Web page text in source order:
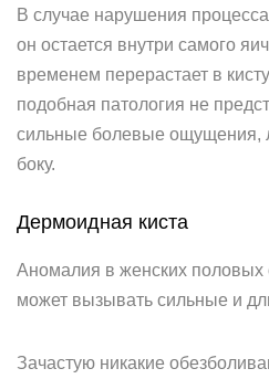
В случае нарушения
он остается внутри самого
временем перерастает в
подобная патология не
сильные болевые ощущения,
боку.
Дермоидная киста
Аномалия в женских половых
может вызывать сильные и
Зачастую никакие